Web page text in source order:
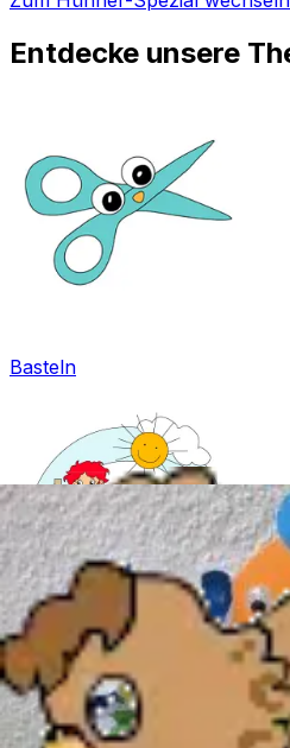
Entdecke unsere
Basteln
Mandala für Kinder